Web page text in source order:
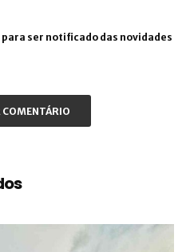
ser notificado das novidades